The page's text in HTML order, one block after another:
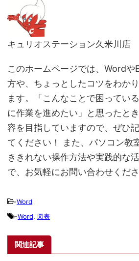
キュリオステーション久米川店
このホームページでは、Wordや
方や、ちょっとしたコツをわか
ます。「こんなことで困ってい
に作業を進めたい」と思ったと
容を目指していますので、ぜひ
てください！ また、パソコン教
ききれない操作方法や実践的な
で、お気軽にお問い合わせくださ
-Word
-Word, 図表
関連記事